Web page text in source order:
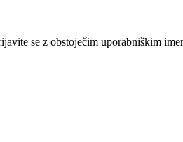
se z obstoječim uporabniškim